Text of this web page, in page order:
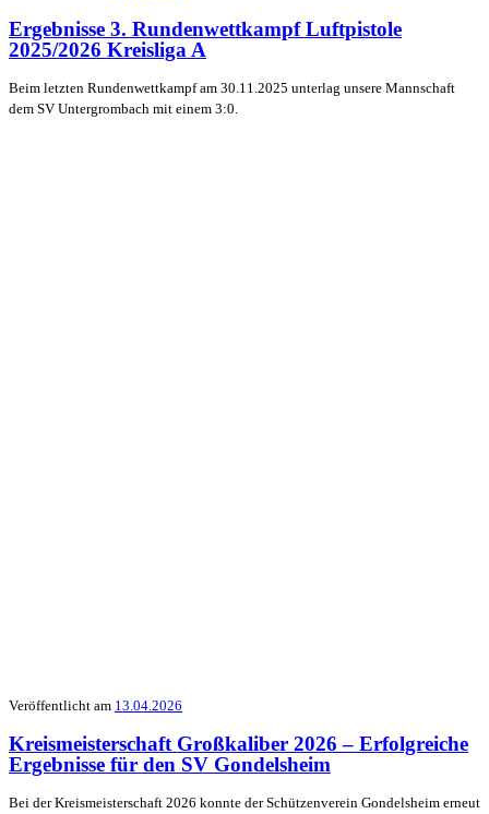
Ergebnisse 3. Rundenwettkampf Luftpistole
2025/2026 Kreisliga A
Beim letzten Rundenwettkampf am 30.11.2025 unterlag unsere Mannschaft
dem SV Untergrombach mit einem 3:0.
Veröffentlicht am 13.04.2026
Kreismeisterschaft Großkaliber 2026 – Erfolgreiche
Ergebnisse für den SV Gondelsheim
Bei der Kreismeisterschaft 2026 konnte der Schützenverein Gondelsheim erneut